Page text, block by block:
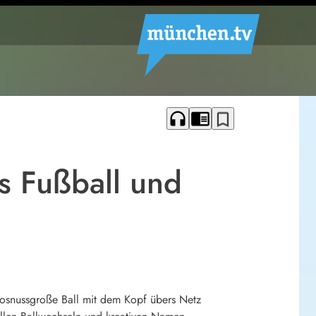
headphones chrome_reader_mode bookmark_border
Fußball und
Ball mit dem Kopf übers Netz